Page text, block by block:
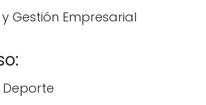
Gestión Empresarial
Deporte